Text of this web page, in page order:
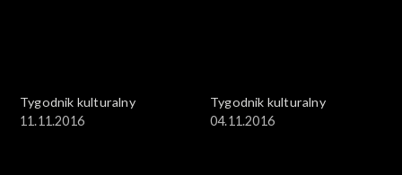
Tygodnik kulturalny
11.11.2016
Tygodnik kulturalny
04.11.2016